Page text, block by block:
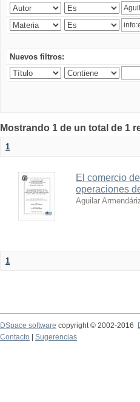
Nuevos filtros:
Mostrando 1 de un total de 1
1
El comercio
operaciones
Aguilar
1
DSpace software copyright © 2002-2016
Contacto
Sugerencias